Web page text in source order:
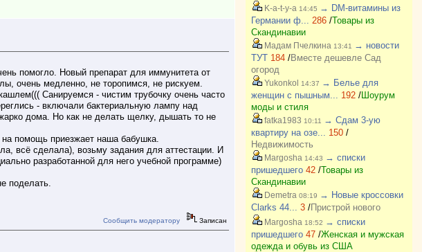
помогло. Новый препарат для иммунитета от
очень медленно, не торопимся, не рискуем.
Санируемся - чистим трубочку очень часто
- включали бактериальную лампу над
дома. Но как не делать щелку, дышать то не
помощь приезжает наша бабушка.
всё сделала), возьму задания для аттестации. И
разработанной для него учебной программе)
поделать.
Сообщить модератору Записан
K-a-t-y-a 14:45 → DM-витамины из
Германии ф... 286/Товары из
Скандинавии
Мадам Пчелкина 13:41
→ новости
ТУТ 184/Вместе дешевле Сад
огород
Yukonkol 14:37 → Белье для
женщин с пышным... 192/Шоурум
моды и стиля
fatka1983 10:11
→ Сдам 3-ую
квартиру на озе... 150/
Недвижимость
Margosha 14:43 → списки
пришедшего 42/Товары из
Скандинавии
Demetra 08:19 → Новые кроссовки
Clarks 44... 3/Пристрой нового
Margosha 18:52 → списки
пришедшего 47/Женская и мужская
одежда и обувь из США